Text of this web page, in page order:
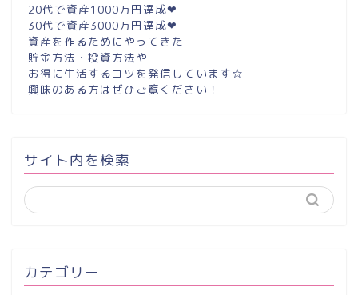
20代で資産1000万円達成❤︎
30代で資産3000万円達成❤︎
資産を作るためにやってきた
貯金方法・投資方法や
お得に生活するコツを発信しています☆
興味のある方はぜひご覧ください！
サイト内を検索
カテゴリー